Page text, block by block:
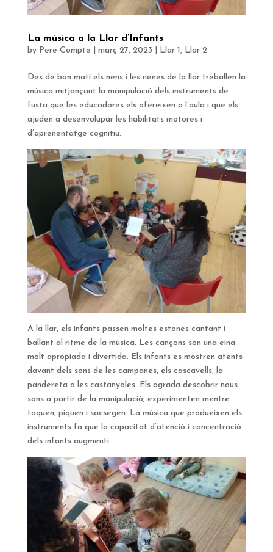
La música a la Llar d’Infants
by Pere Compte març 27, 2023 Llar 1 , Llar 2
Des de bon matí els nens i les nenes de la llar treballen la
música mitjançant la manipulació dels instruments de
fusta que les educadores els ofereixen a l’aula i que els
ajuden a desenvolupar les habilitats motores i
d’aprenentatge cognitiu.
A la llar, els infants passen moltes estones cantant i
ballant al ritme de la música. Les cançons són una eina
molt apropiada i divertida. Els infants es mostren atents
davant dels sons de les campanes, els cascavells, la
pandereta o les castanyoles. Els agrada descobrir nous
sons a partir de la manipulació; experimenten mentre
toquen, piquen i sacsegen. La música que produeixen els
instruments fa que la capacitat d’atenció i concentració
dels infants augmenti.